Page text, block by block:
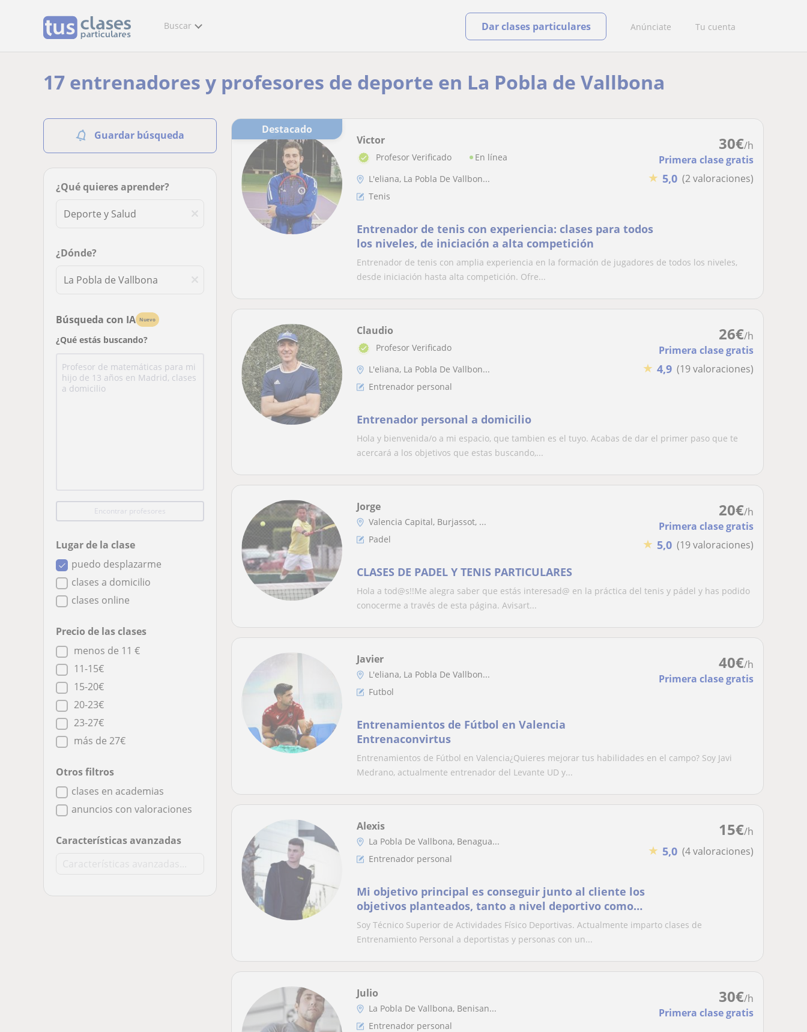
Buscar Anúnciate Tu cuenta
Dar clases particulares
17 entrenadores y profesores de deporte en La Pobla de Vallbona
Guardar búsqueda
¿Qué quieres aprender?
¿Dónde?
Búsqueda con IA Nuevo
¿Qué estás buscando?
Encontrar profesores
Lugar de la clase
puedo desplazarme
clases a domicilio
clases online
Precio de las clases
menos de 11 €
11-15€
15-20€
20-23€
23-27€
más de 27€
Otros filtros
clases en academias
anuncios con valoraciones
Características avanzadas
Destacado
30€/h
Primera clase gratis
★ 5,0 (2 valoraciones)
Victor
Profesor Verificado
En línea
L'eliana, La Pobla De Vallbon...
Tenis
Entrenador de tenis con experiencia: clases para todos
los niveles, de iniciación a alta competición
Entrenador de tenis con amplia experiencia en la formación de jugadores de todos los niveles,
desde iniciación hasta alta competición. Ofre...
26€/h
Primera clase gratis
★ 4,9 (19 valoraciones)
Claudio
Profesor Verificado
L'eliana, La Pobla De Vallbon...
Entrenador personal
Entrenador personal a domicilio
Hola y bienvenida/o a mi espacio, que tambien es el tuyo. Acabas de dar el primer paso que te
acercará a los objetivos que estas buscando,...
20€/h
Primera clase gratis
★ 5,0 (19 valoraciones)
Jorge
Valencia Capital, Burjassot, ...
Padel
CLASES DE PADEL Y TENIS PARTICULARES
Hola a tod@s!!Me alegra saber que estás interesad@ en la práctica del tenis y pádel y has podido
conocerme a través de esta página. Avisart...
40€/h
Primera clase gratis
Javier
L'eliana, La Pobla De Vallbon...
Futbol
Entrenamientos de Fútbol en Valencia
Entrenaconvirtus
Entrenamientos de Fútbol en Valencia¿Quieres mejorar tus habilidades en el campo? Soy Javi
Medrano, actualmente entrenador del Levante UD y...
15€/h
★ 5,0 (4 valoraciones)
Alexis
La Pobla De Vallbona, Benagua...
Entrenador personal
Mi objetivo principal es conseguir junto al cliente los
objetivos planteados, tanto a nivel deportivo como
forma física y vida saludable
Soy Técnico Superior de Actividades Físico Deportivas. Actualmente imparto clases de
Entrenamiento Personal a deportistas y personas con un...
30€/h
Primera clase gratis
Julio
La Pobla De Vallbona, Benisan...
Entrenador personal